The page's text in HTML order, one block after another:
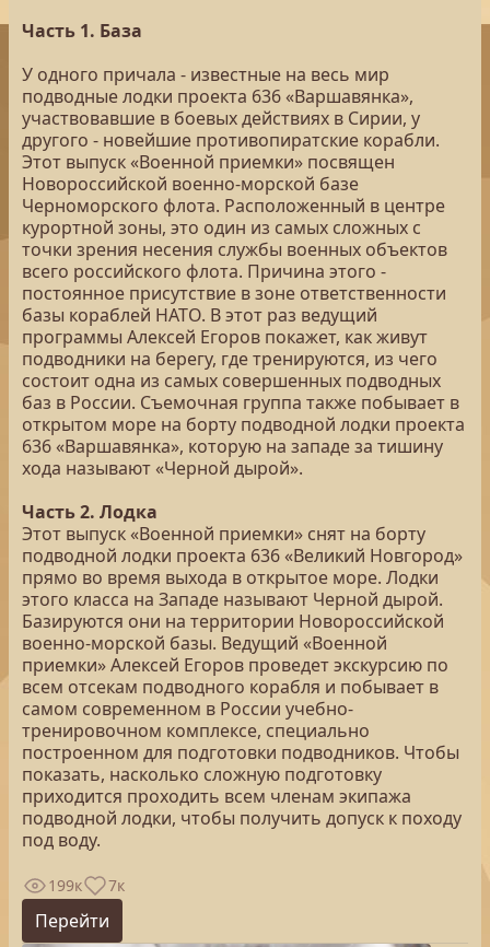
Часть 1. База
У одного причала - известные на весь мир
подводные лодки проекта 636 «Варшавянка»,
участвовавшие в боевых действиях в Сирии, у
другого - новейшие противопиратские корабли.
Этот выпуск «Военной приемки» посвящен
Новороссийской военно-морской базе
Черноморского флота. Расположенный в центре
курортной зоны, это один из самых сложных с
точки зрения несения службы военных объектов
всего российского флота. Причина этого -
постоянное присутствие в зоне ответственности
базы кораблей НАТО. В этот раз ведущий
программы Алексей Егоров покажет, как живут
подводники на берегу, где тренируются, из чего
состоит одна из самых совершенных подводных
баз в России. Съемочная группа также побывает в
открытом море на борту подводной лодки проекта
636 «Варшавянка», которую на западе за тишину
хода называют «Черной дырой».
Часть 2. Лодка
Этот выпуск «Военной приемки» снят на борту
подводной лодки проекта 636 «Великий Новгород»
прямо во время выхода в открытое море. Лодки
этого класса на Западе называют Черной дырой.
Базируются они на территории Новороссийской
военно-морской базы. Ведущий «Военной
приемки» Алексей Егоров проведет экскурсию по
всем отсекам подводного корабля и побывает в
самом современном в России учебно-
тренировочном комплексе, специально
построенном для подготовки подводников. Чтобы
показать, насколько сложную подготовку
приходится проходить всем членам экипажа
подводной лодки, чтобы получить допуск к походу
под воду.
199к 7к
Перейти